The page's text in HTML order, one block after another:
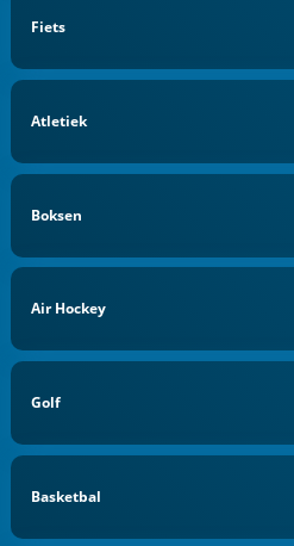
Fiets
Atletiek
Boksen
Air Hockey
Golf
Basketbal